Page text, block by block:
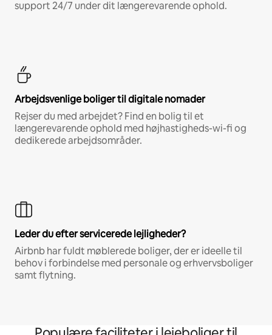
support 24/7 under dit længerevarende ophold.
Arbejdsvenlige boliger til digitale nomader
Rejser du med arbejdet? Find en bolig til et
længerevarende ophold med højhastigheds-wi-fi og
dedikerede arbejdsområder.
Leder du efter servicerede lejligheder?
Airbnb har fuldt møblerede boliger, der er ideelle til
behov i forbindelse med personale og erhvervsboliger
samt flytning.